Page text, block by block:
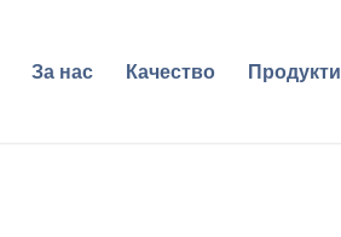
За нас Качество Продукти